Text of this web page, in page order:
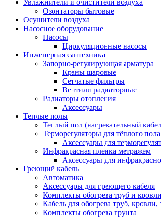
Увлажнители и очистители воздуха
Озонтаторы бытовые
Осушители воздуха
Насосное оборудование
Насосы
Циркуляционные насосы
Инженерная сантехника
Запорно-регулирующая арматура
Краны шаровые
Сетчатые фильтры
Вентили радиаторные
Радиаторы отопления
Аксессуары
Теплые полы
Теплый пол (нагревательный
Терморегуляторы для тёплого пола
Аксессуары для
Инфракрасная пленка метражем
Аксессуары для
Греющий кабель
Автоматика
Аксессуары для греющего кабеля
Комплекты обогрева труб и кровли
Кабель для обогрева труб,
Комплекты обогрева грунта